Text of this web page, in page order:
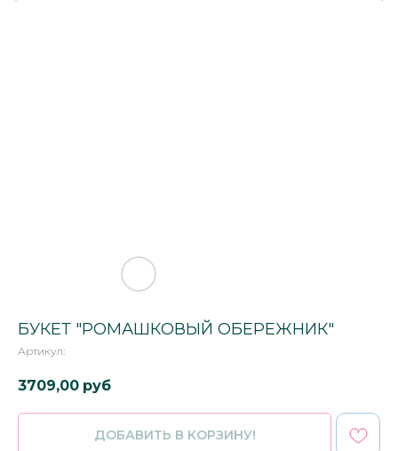
БУКЕТ "РОМАШКОВЫЙ ОБЕРЕЖНИК"
Артикул:
3709,00 руб
ДОБАВИТЬ В КОРЗИНУ!